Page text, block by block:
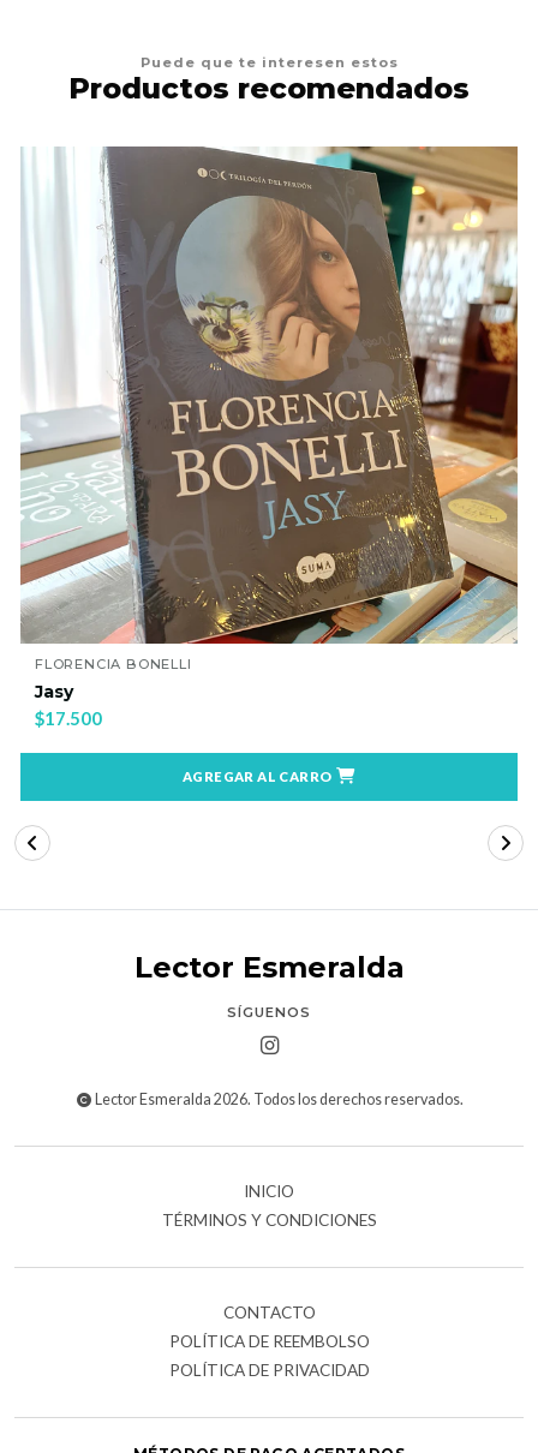
Puede que te interesen estos
Productos recomendados
FLORENCIA BONELLI
Jasy
$17.500
AGREGAR AL CARRO
Lector Esmeralda
SÍGUENOS
Lector Esmeralda 2026. Todos los derechos reservados.
INICIO
TÉRMINOS Y CONDICIONES
CONTACTO
POLÍTICA DE REEMBOLSO
POLÍTICA DE PRIVACIDAD